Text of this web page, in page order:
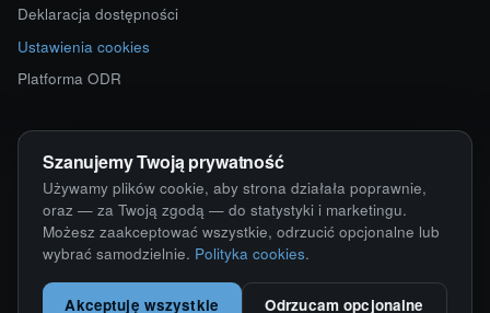
Deklaracja dostępności
Ustawienia cookies
Platforma ODR
KONTAKT
ul. Starokościelna 12
63-750 Sulmierzyce
792 171 171 · 791 110 055
alumy@alugum.pl
Szanujemy Twoją prywatność
Używamy plików cookie, aby strona działała poprawnie,
oraz — za Twoją zgodą — do statystyki i marketingu.
Możesz zaakceptować wszystkie, odrzucić opcjonalne lub
wybrać samodzielnie. Polityka cookies.
Akceptuję wszystkie Odrzucam opcjonalne